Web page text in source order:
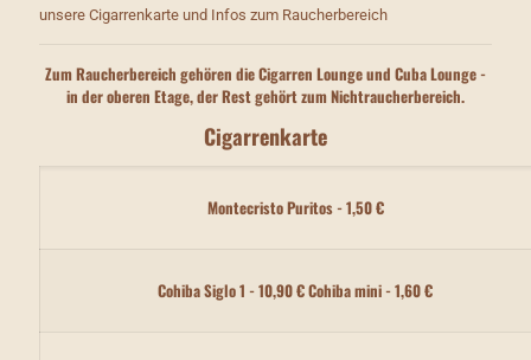
unsere Cigarrenkarte und Infos zum Raucherbereich
Zum Raucherbereich gehören die Cigarren Lounge und Cuba Lounge -
in der oberen Etage, der Rest gehört zum Nichtraucherbereich.
Cigarrenkarte
Montecristo Puritos - 1,50 €
Cohiba Siglo 1 - 10,90 € Cohiba mini - 1,60 €